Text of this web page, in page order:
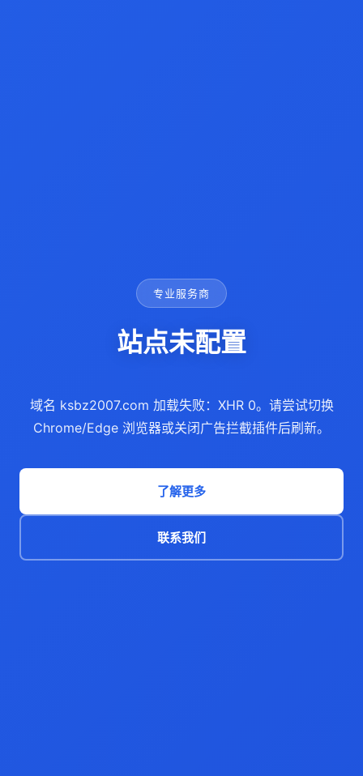
专业服务商
站点未配置
域名 ksbz2007.com 加载失败：XHR 0。请尝试切换
Chrome/Edge 浏览器或关闭广告拦截插件后刷新。
了解更多
联系我们